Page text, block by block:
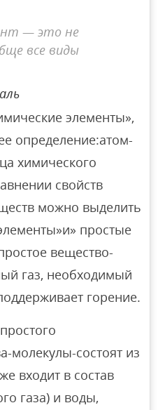
— это не
все виды
элементы»,
определение:атом-
химического
свойств
можно выделить
простые
вещество-
газ, необходимый
горение.
молекулы-состоят из
входит в состав
газа) и воды,